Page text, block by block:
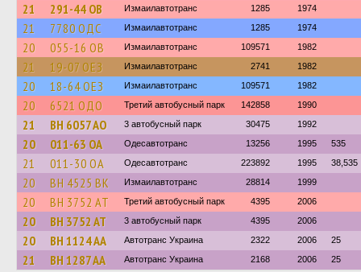
21 291-44 ОВ Измаилавтотранс 1285 1974
21 7780 ОДС Измаилавтотранс 1285 1974
20 055-16 ОВ Измаилавтотранс 109571 1982
21 19-07 ОЕЗ Измаилавтотранс 2741 1982
20 18-64 ОЕЗ Измаилавтотранс 109571 1982
20 6521 ОДО Третий автобусный парк 142858 1990
21 BH 6057 AO 3 автобусный парк 30475 1992
20 011-63 ОА Одесавтотранс 13256 1995 535
21 011-30 ОА Одесавтотранс 223892 1995 38,535
20 BH 4525 BK Измаилавтотранс 28814 1999
20 BH 3752 AT Третий автобусный парк 4395 2006
20 BH 3752 AT 3 автобусный парк 4395 2006
20 BH 1124 AA Автотранс Украина 2322 2006 25
21 BH 1287 AA Автотранс Украина 2168 2006 25